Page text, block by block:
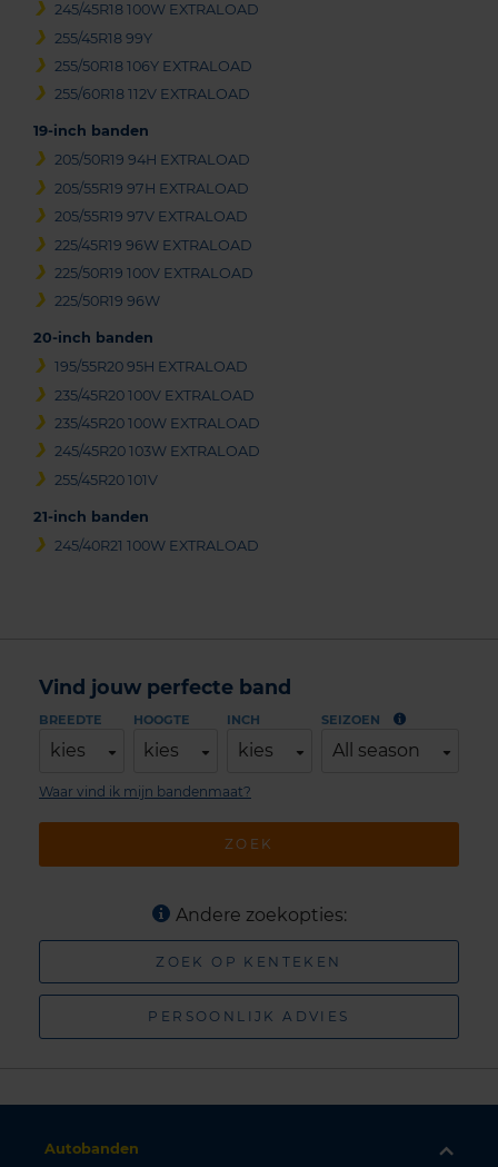
245/45R18 100W EXTRALOAD
255/45R18 99Y
255/50R18 106Y EXTRALOAD
255/60R18 112V EXTRALOAD
19-inch banden
205/50R19 94H EXTRALOAD
205/55R19 97H EXTRALOAD
205/55R19 97V EXTRALOAD
225/45R19 96W EXTRALOAD
225/50R19 100V EXTRALOAD
225/50R19 96W
20-inch banden
195/55R20 95H EXTRALOAD
235/45R20 100V EXTRALOAD
235/45R20 100W EXTRALOAD
245/45R20 103W EXTRALOAD
255/45R20 101V
21-inch banden
245/40R21 100W EXTRALOAD
Vind jouw perfecte band
BREEDTE
kies
HOOGTE
kies
INCH
kies
SEIZOEN
All season
ZOEK
Waar vind ik mijn bandenmaat?
Andere zoekopties:
ZOEK OP KENTEKEN
PERSOONLIJK ADVIES
Autobanden